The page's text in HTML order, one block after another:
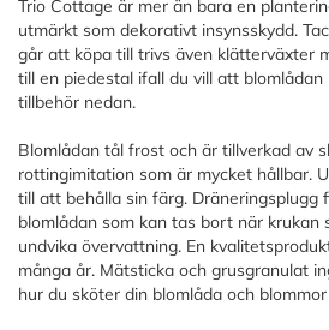
Trio Cottage är mer än bara en
utmärkt som dekorativt insynsskydd.
går att köpa till trivs även klätterväxter
till en piedestal ifall du vill att blomlådan
tillbehör nedan.
Blomlådan tål frost och är tillverkad av
rottingimitation som är mycket hållbar.
till att behålla sin färg. Dräneringsplugg
blomlådan som kan tas bort när
undvika övervattning. En
många år. Mätsticka och grusgranulat
hur du sköter din blomlåda och